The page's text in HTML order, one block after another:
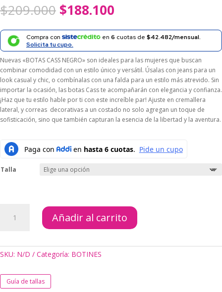
$209.000 El
precio
original
era:
$209.000.
$188.100
actual
es:
$188.100.
Compra con en 6 cuotas de $42.482/mensual.
Solicita tu cupo.
Nuevas «BOTAS CASS NEGRO» son ideales para las mujeres que buscan
combinar comodidad con un estilo único y versátil. Úsalas con jeans para un
look casual y chic, o combínalas con una falda para un estilo más atrevido. Sin
importar la ocasión, las botas Cass te acompañarán con elegancia y confianza.
¡Haz que tu estilo hable por ti con este increíble par! Ajuste en cremallera
lateral, y correas decorativas a un costado no solo agregan un toque de
sofisticación, sino que también capturan la esencia de la libertad y la aventura.
Talla
Añadir al carrito
SKU: N/D Categoría: BOTINES
Guía de tallas